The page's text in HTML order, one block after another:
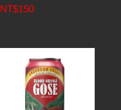
NT$150